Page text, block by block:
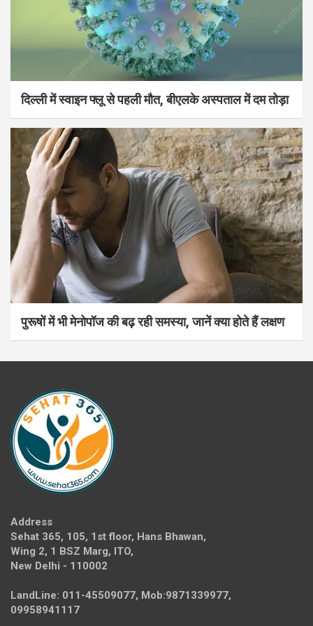
दिल्ली में स्वाइन फ्लू से पहली मौत, बीएलके अस्पताल में दम तोड़ा
पुरूषों में भी मेनोपॉज की बढ़ रही समस्या, जानें क्या होते हैं लक्षण
Address
Sehat 365, 105, 1st floor, Hans Bhawan,
Wing 2, 1 BSZ Marg, ITO,
New Delhi - 110002
LandLine: 011-45509077, Mob:9871339977,
09958941117